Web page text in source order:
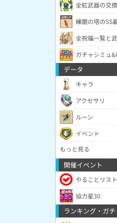
全虹武器の交
練磨の塔のSS
全祝福一覧と
ガチャシミュ
データ
キャラ
アクセサリ
ルーン
イベント
もっと見る
開催イベント
やることリスト
協力星30
ランキング・ガチ